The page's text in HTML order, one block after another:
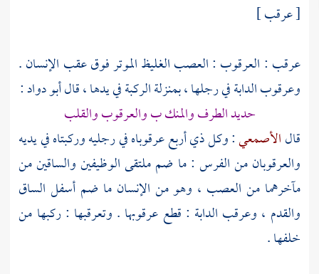
[ عرقب ]
عرقب : العرقوب : العصب الغليظ الموتر فوق عقب الإنسان .
وعرقوب الدابة في رجلها ، بمنزلة الركبة في يدها ، قالأبو دواد:
حديد الطرف والمنك ب والعرقوب والقلب
قالالأصمعي: وكل ذي أربع عرقوباه في رجليه وركبتاه في يديه
والعرقوبان من الفرس : ما ضم ملتقى الوظيفين والساقين من
مآخرهما من العصب ، وهو من الإنسان ما ضم أسفل الساق
والقدم ، وعرقب الدابة : قطع عرقوبها . وتعرقبها : ركبها من
خلفها .